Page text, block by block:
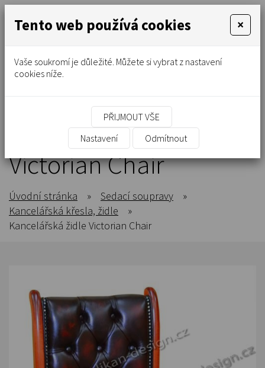
Kancelářská židle
Victorian Chair
Úvodní stránka » Sedací soupravy
»
Kancelářská křesla, židle
»
Kancelářská židle Victorian Chair
Tento web používá cookies ×
Vaše soukromí je důležité. Můžete si vybrat z nastavení
cookies níže.
PŘIJMOUT VŠE
Nastavení
Odmítnout